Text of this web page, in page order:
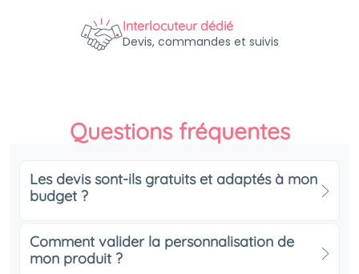
Interlocuteur dédié
Devis, commandes et suivis
Questions fréquentes
Les devis sont-ils gratuits et adaptés à mon
budget ?
Comment valider la personnalisation de
mon produit ?